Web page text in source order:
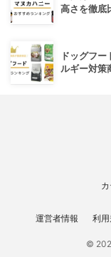
高さを徹底
ドッグフ
ルギー対策
運営者情報 利
©